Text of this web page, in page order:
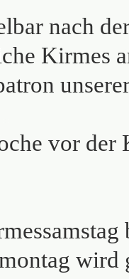
nach
Kirmes
vor
wird